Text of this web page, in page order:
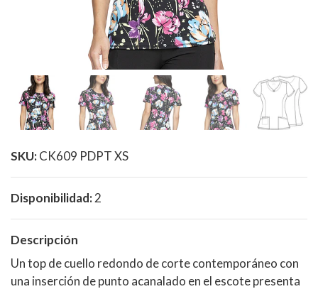
SKU:CK609 PDPT XS
Disponibilidad:2
Descripción
Un top de cuello redondo de corte contemporáneo con
una inserción de punto acanalado en el escote presenta